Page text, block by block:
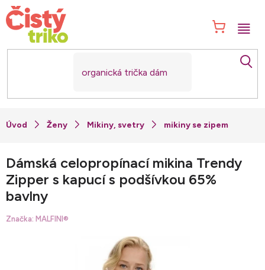
Přejít
na
obsah
Ženy Mikiny, svetry mikiny se zipem
Dámská celopropínací mikina Trendy
Zipper s kapucí s podšívkou 65%
bavlny
Značka: MALFINI®